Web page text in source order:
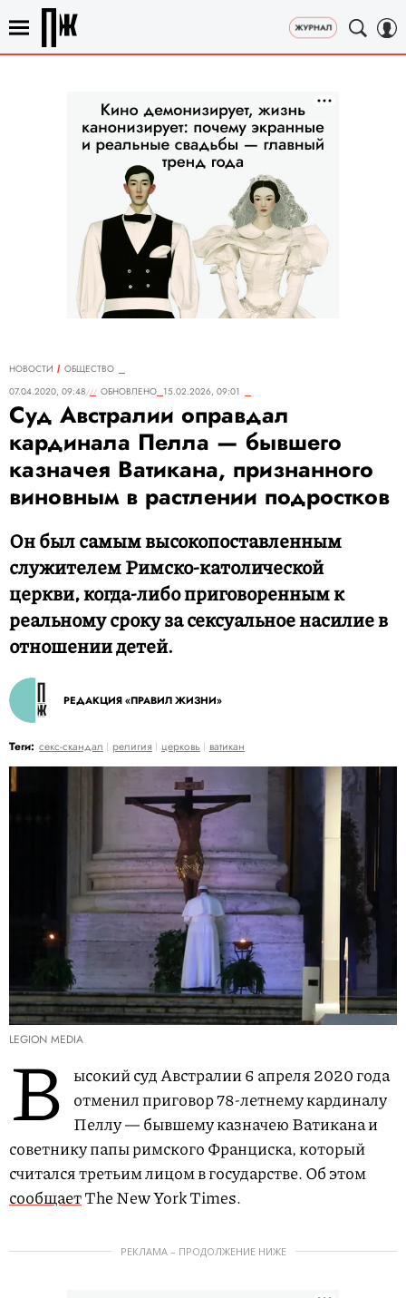
НОВОСТИ
ОБЩЕСТВО
07.04.2020, 09:48
ОБНОВЛЕНО 15.02.2026, 09:01
Суд Австралии оправдал
кардинала Пелла — бывшего
казначея Ватикана, признанного
виновным в растлении подростков
Он был самым высокопоставленным
служителем Римско-католической
церкви, когда-либо приговоренным к
реальному сроку за сексуальное насилие в
отношении детей.
РЕДАКЦИЯ «ПРАВИЛ ЖИЗНИ»
Теги: секс-скандал религия церковь ватикан
LEGION MEDIA
В ысокий суд Австралии 6 апреля 2020 года
отменил приговор 78-летнему кардиналу
Пеллу — бывшему казначею Ватикана и
советнику папы римского Франциска, который
считался третьим лицом в государстве. Об этом
сообщаетThe New York Times.
РЕКЛАМА – ПРОДОЛЖЕНИЕ НИЖЕ